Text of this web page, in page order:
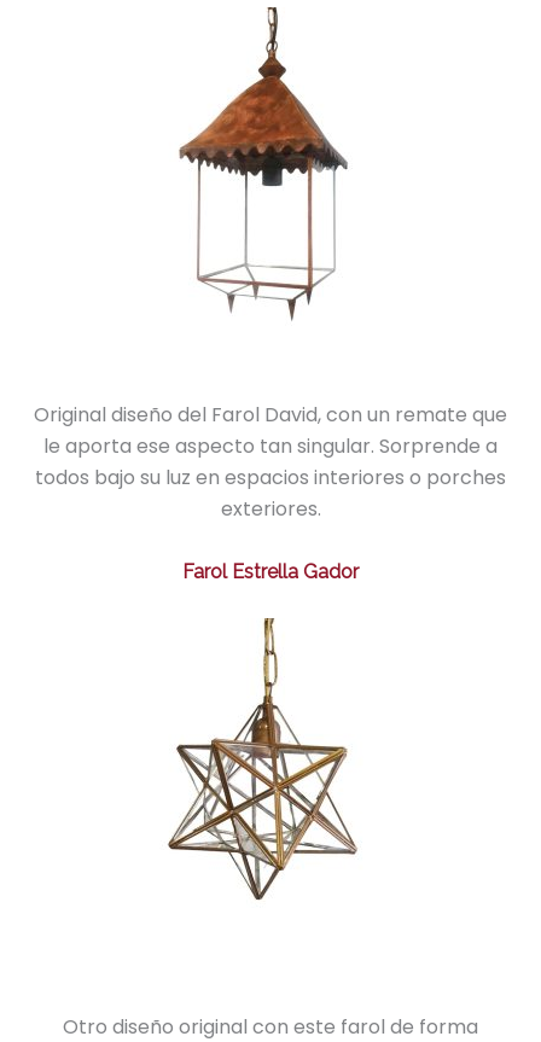
Original diseño del Farol David, con un remate que
le aporta ese aspecto tan singular. Sorprende a
todos bajo su luz en espacios interiores o porches
exteriores.
Farol Estrella Gador
Otro diseño original con este farol de forma